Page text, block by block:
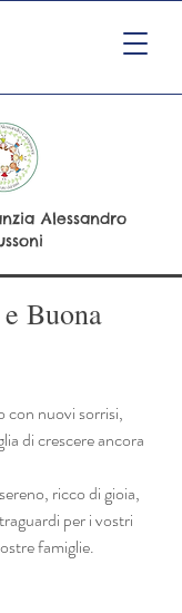
Alessandro
Buona
con nuovi sorrisi,
di crescere ancora
ricco di gioia,
per i vostri
famiglie.